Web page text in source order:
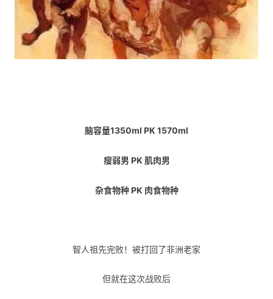
脑容量1350ml PK 1570ml
瘦弱男 PK 肌肉男
杂食物种 PK 肉食物种
智人祖先完败！ 被打回了非洲老家
但就在这次战败后